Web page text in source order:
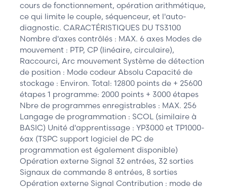
cours de fonctionnement, opération arithmétique,
ce qui limite le couple, séquenceur, et l'auto-
diagnostic. CARACTÉRISTIQUES DU TS3100
Nombre d'axes contrôlés : MAX. 6 axes Modes de
mouvement : PTP, CP (linéaire, circulaire),
Raccourci, Arc mouvement Système de détection
de position : Mode codeur Absolu Capacité de
stockage : Environ. Total: 12800 points de + 25600
étapes 1 programme: 2000 points + 3000 étapes
Nbre de programmes enregistrables : MAX. 256
Langage de programmation : SCOL (similaire à
BASIC) Unité d'apprentissage : YP3000 et TP1000-
6ax (TSPC support logiciel de PC de
programmation est également disponible)
Opération externe Signal 32 entrées, 32 sorties
Signaux de commande 8 entrées, 8 sorties
Opération externe Signal Contribution : mode de